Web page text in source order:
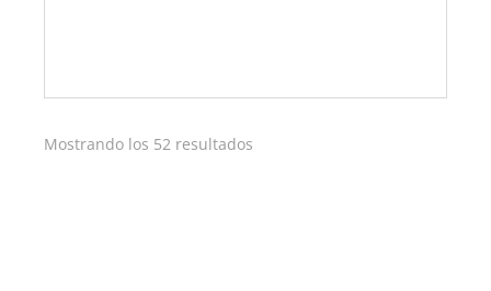
Mostrando los 52 resultados